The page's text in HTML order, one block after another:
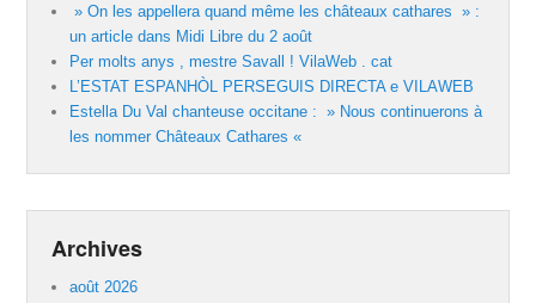
» On les appellera quand même les châteaux cathares » :
un article dans Midi Libre du 2 août
Per molts anys , mestre Savall ! VilaWeb . cat
L’ESTAT ESPANHÒL PERSEGUIS DIRECTA e VILAWEB
Estella Du Val chanteuse occitane : » Nous continuerons à
les nommer Châteaux Cathares «
Archives
août 2026